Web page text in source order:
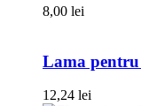
8,00 lei
Lama
12,24 lei